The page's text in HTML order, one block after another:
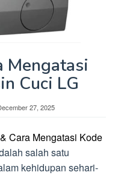
Mengatasi
Cuci LG
27, 2025
Cara Mengatasi Kode
salah satu
kehidupan sehari-